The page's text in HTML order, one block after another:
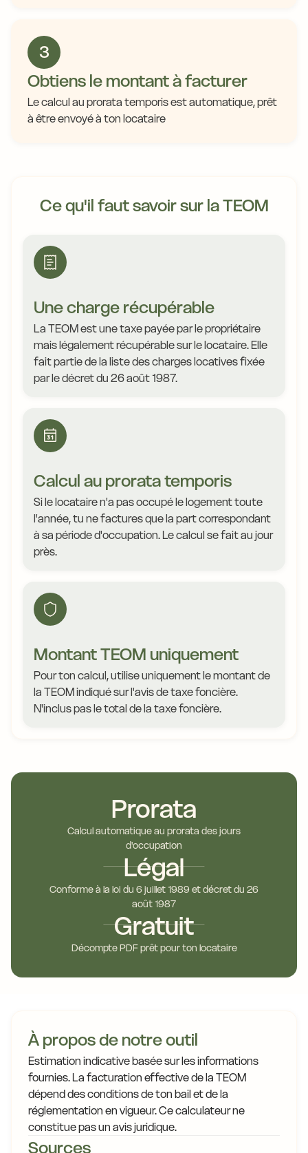
3
Obtiens le montant à facturer
Le calcul au prorata temporis est automatique, prêt
à être envoyé à ton locataire
Ce qu'il faut savoir sur la TEOM
Une charge récupérable
La TEOM est une taxe payée par le propriétaire
mais légalement récupérable sur le locataire. Elle
fait partie de la liste des charges locatives fixée
par le décret du 26 août 1987.
Calcul au prorata temporis
Si le locataire n'a pas occupé le logement toute
l'année, tu ne factures que la part correspondant
à sa période d'occupation. Le calcul se fait au jour
près.
Montant TEOM uniquement
Pour ton calcul, utilise uniquement le montant de
la TEOM indiqué sur l'avis de taxe foncière.
N'inclus pas le total de la taxe foncière.
Prorata
Calcul automatique au prorata des jours
d'occupation
Légal
Conforme à la loi du 6 juillet 1989 et décret du 26
août 1987
Gratuit
Décompte PDF prêt pour ton locataire
À propos de notre outil
Estimation indicative basée sur les informations
fournies. La facturation effective de la TEOM
dépend des conditions de ton bail et de la
réglementation en vigueur. Ce calculateur ne
constitue pas un avis juridique.
Sources